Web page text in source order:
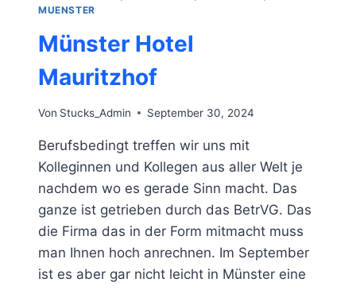
MUENSTER
Münster Hotel
Mauritzhof
Von Stucks_Admin September 30, 2024
Berufsbedingt treffen wir uns mit
Kolleginnen und Kollegen aus aller Welt je
nachdem wo es gerade Sinn macht. Das
ganze ist getrieben durch das BetrVG. Das
die Firma das in der Form mitmacht muss
man Ihnen hoch anrechnen. Im September
ist es aber gar nicht leicht in Münster eine